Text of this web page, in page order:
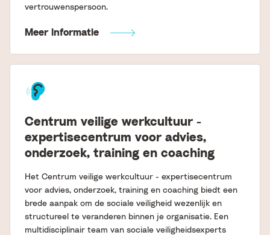
vertrouwenspersoon.
Meer informatie
Centrum veilige werkcultuur -
expertisecentrum voor advies,
onderzoek, training en coaching
Het Centrum veilige werkcultuur - expertisecentrum
voor advies, onderzoek, training en coaching biedt een
brede aanpak om de sociale veiligheid wezenlijk en
structureel te veranderen binnen je organisatie. Een
multidisciplinair team van sociale veiligheidsexperts